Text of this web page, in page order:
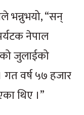
भन्नुभयो, “सन्
नेपाल
जुलाईको
गत वर्ष ५७ हजार
थिए ।”